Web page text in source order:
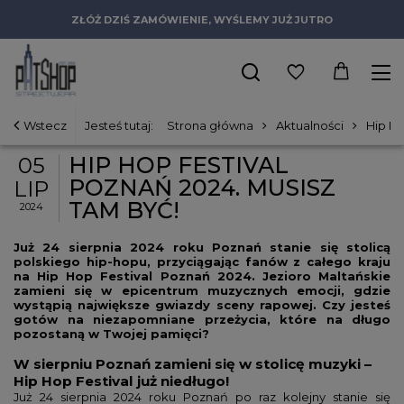
ZŁÓŻ DZIŚ ZAMÓWIENIE, WYŚLEMY JUŻ JUTRO
Wstecz Jesteś tutaj: Strona główna Aktualności Hip
05
LIP
2024
HIP HOP FESTIVAL
POZNAŃ 2024. MUSISZ
TAM BYĆ!
Już 24 sierpnia 2024 roku Poznań stanie się stolicą
polskiego hip-hopu, przyciągając fanów z całego kraju
na Hip Hop Festival Poznań 2024. Jezioro Maltańskie
zamieni się w epicentrum muzycznych emocji, gdzie
wystąpią największe gwiazdy sceny rapowej. Czy jesteś
gotów na niezapomniane przeżycia, które na długo
pozostaną w Twojej pamięci?
W sierpniu Poznań zamieni się w stolicę muzyki –
Hip Hop Festival już niedługo!
Już 24 sierpnia 2024 roku Poznań po raz kolejny stanie się